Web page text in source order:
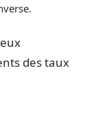
des taux